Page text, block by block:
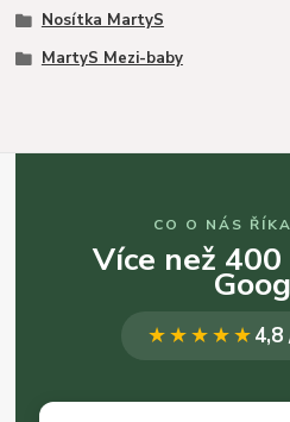
Nosítka MartyS
MartyS Mezi-baby
CO O NÁS
Více než
★★★★★4,8